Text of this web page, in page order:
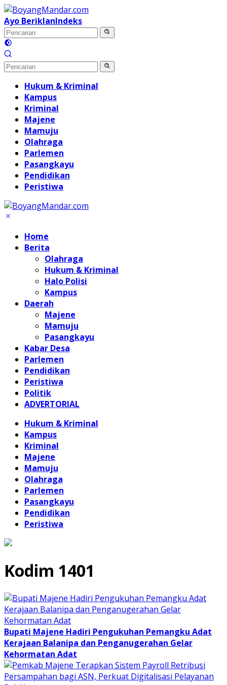
Langsung
ke
konten
Ayo BeriklanIndeks
Hukum & Kriminal
Kampus
Kriminal
Majene
Mamuju
Olahraga
Parlemen
Pasangkayu
Pendidikan
Peristiwa
Home
Berita
Olahraga
Hukum & Kriminal
Halo Polisi
Kampus
Daerah
Majene
Mamuju
Pasangkayu
Kabar Desa
Parlemen
Pendidikan
Peristiwa
Politik
ADVERTORIAL
Hukum & Kriminal
Kampus
Kriminal
Majene
Mamuju
Olahraga
Parlemen
Pasangkayu
Pendidikan
Peristiwa
Kodim 1401
Bupati Majene Hadiri Pengukuhan Pemangku Adat
Kerajaan Balanipa dan Penganugerahan Gelar
Kehormatan Adat